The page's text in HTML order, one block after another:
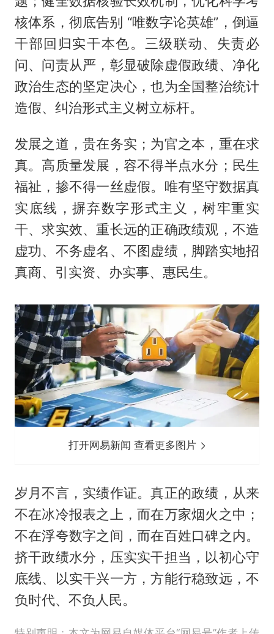
核体系，彻底告别 “唯数字论英雄”，倒逼
干部回归实干本色。三级联动、失责必
问、问责从严，彰显破除虚假政绩、净化
政治生态的坚定决心，也为全国整治统计
造假、纠治形式主义树立标杆。
发展之道，贵在务实；为官之本，重在求
真。高质量发展，容不得半点水分；民生
福祉，掺不得一丝虚假。唯有坚守数据真
实底线，摒弃数字形式主义，树牢重实
干、求实效、重长远的正确政绩观，不造
虚功、不务虚名、不图虚绩，脚踏实地招
真商、引实资、办实事、惠民生。
打开网易新闻 查看更多图片
岁月不言，实绩作证。真正的政绩，从来
不在冰冷报表之上，而在万家烟火之中；
不在浮夸数字之间，而在百姓口碑之内。
挤干政绩水分，压实实干担当，以初心守
底线、以实干兴一方，方能行稳致远，不
负时代、不负人民。